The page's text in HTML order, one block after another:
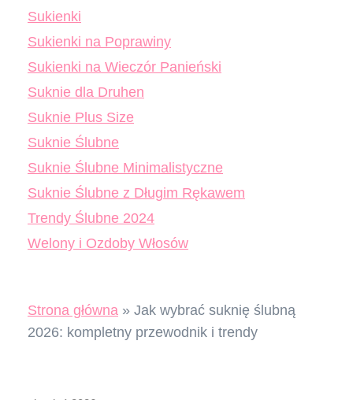
Sukienki
Sukienki na Poprawiny
Sukienki na Wieczór Panieński
Suknie dla Druhen
Suknie Plus Size
Suknie Ślubne
Suknie Ślubne Minimalistyczne
Suknie Ślubne z Długim Rękawem
Trendy Ślubne 2024
Welony i Ozdoby Włosów
Strona główna » Jak wybrać suknię ślubną
2026: kompletny przewodnik i trendy